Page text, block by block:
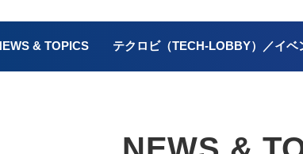
& TOPICS テクロビ（TECH-LOBBY）／イベ